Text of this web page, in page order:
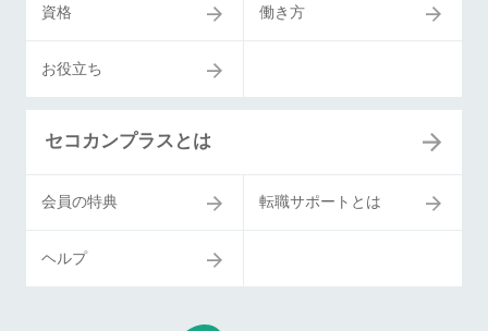
資格 働き方
お役立ち
セコカンプラスとは
会員の特典 転職サポートとは
ヘルプ